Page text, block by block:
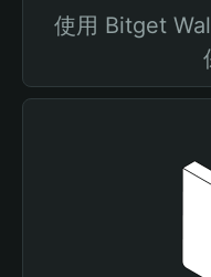
使用 Bitget